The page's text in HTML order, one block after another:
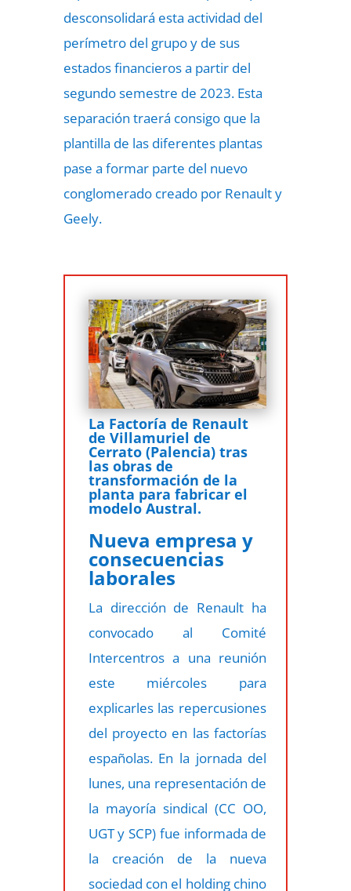
desconsolidará esta actividad del
perímetro del grupo y de sus
estados financieros a partir del
segundo semestre de 2023. Esta
separación traerá consigo que la
plantilla de las diferentes plantas
pase a formar parte del nuevo
conglomerado creado por Renault y
Geely.
La Factoría de Renault
de Villamuriel de
Cerrato (Palencia) tras
las obras de
transformación de la
planta para fabricar el
modelo Austral.
Nueva empresa y
consecuencias
laborales
La dirección de Renault ha
convocado al Comité
Intercentros a una reunión
este miércoles para
explicarles las repercusiones
del proyecto en las factorías
españolas. En la jornada del
lunes, una representación de
la mayoría sindical (CC OO,
UGT y SCP) fue informada de
la creación de la nueva
sociedad con el holding chino